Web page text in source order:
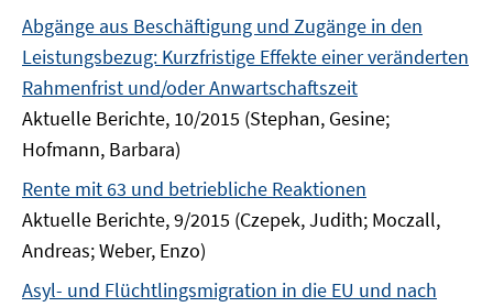
Abgänge aus Beschäftigung und Zugänge in den
Leistungsbezug: Kurzfristige Effekte einer veränderten
Rahmenfrist und/oder Anwartschaftszeit
Aktuelle Berichte, 10/2015 (Stephan, Gesine;
Hofmann, Barbara)
Rente mit 63 und betriebliche Reaktionen
Aktuelle Berichte, 9/2015 (Czepek, Judith; Moczall,
Andreas; Weber, Enzo)
Asyl- und Flüchtlingsmigration in die EU und nach